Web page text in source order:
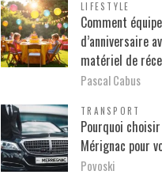
LIFESTYLE
Comment
d’anniversaire
matériel de
Pascal Cabus
TRANSPORT
Pourquoi
Mérignac pour
Povoski